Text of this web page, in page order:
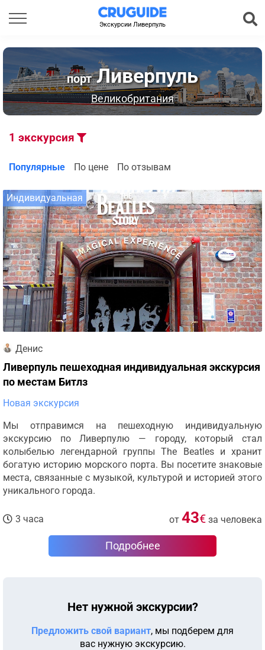
Экскурсии Ливерпуль
портЛиверпуль
Великобритания
1 экскурсия
Популярные По цене По отзывам
Индивидуальная
Денис
Ливерпуль пешеходная индивидуальная экскурсия
по местам Битлз
Новая экскурсия
Мы отправимся на пешеходную индивидуальную
экскурсию по Ливерпулю — городу, который стал
колыбелью легендарной группы The Beatles и хранит
богатую историю морского порта. Вы посетите знаковые
места, связанные с музыкой, культурой и историей этого
уникального города.
3 часа от 43€ за человека
Подробнее
Нет нужной экскурсии?
Предложить свой вариант, мы подберем для
вас нужную экскурсию.